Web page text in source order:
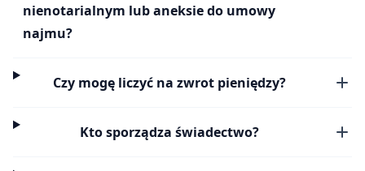
nienotarialnym lub aneksie do umowy
najmu?
Czy mogę liczyć na zwrot pieniędzy?
Kto sporządza świadectwo?